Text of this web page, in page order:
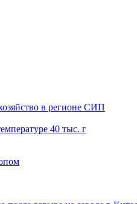
в регионе СИП
40 тыс. г